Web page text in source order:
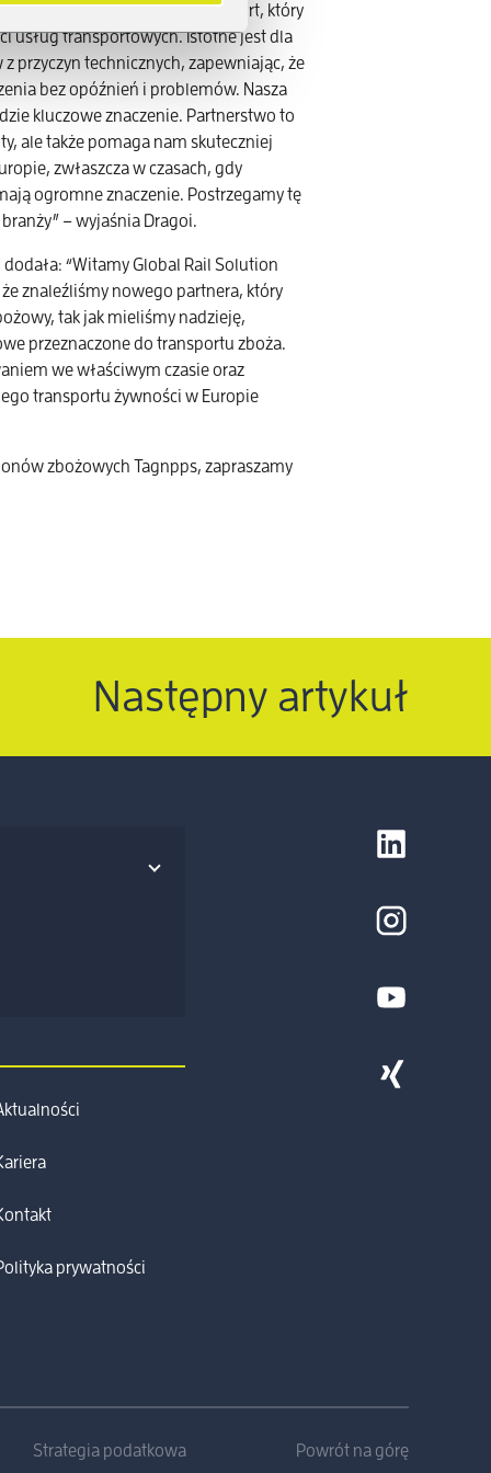
nas certyfikat GMP+B4 Transport, który
usług transportowych. Istotne jest dla
przyczyn technicznych, zapewniając, że
bez opóźnień i problemów. Nasza
kluczowe znaczenie. Partnerstwo to
ale także pomaga nam skuteczniej
zwłaszcza w czasach, gdy
ogromne znaczenie. Postrzegamy tę
– wyjaśnia Dragoi.
dodała: “Witamy Global Rail Solution
znaleźliśmy nowego partnera, który
tak jak mieliśmy nadzieję,
przeznaczone do transportu zboża.
we właściwym czasie oraz
transportu żywności w Europie
zbożowych Tagnpps, zapraszamy
Następny artykuł
prywatności
Strategia podatkowa Powrót na górę